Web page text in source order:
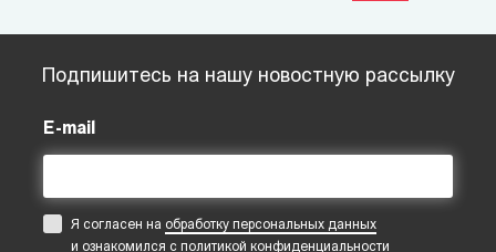
Подпишитесь на нашу новостную рассылку
E-mail
Я согласен на обработку персональных данных
и ознакомился с политикой конфиденциальности